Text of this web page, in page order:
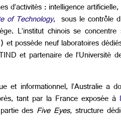
: intelligence
of Technology, sous le contrôle
L’institut chinois se
possède neuf laboratoires
et partenaire de
informationnel, l’Australie a
tant par la France exposée à
des Five Eyes, structure